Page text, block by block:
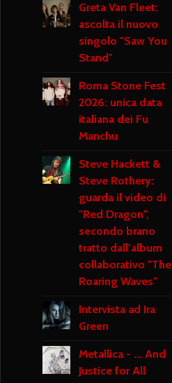
Greta Van Fleet:
ascolta il nuovo
singolo "Saw You
Stand"
Roma Stone Fest
2026: unica data
italiana dei Fu
Manchu
Steve Hackett &
Steve Rothery:
guarda il video di
"Red Dragon",
secondo brano
tratto dall’album
collaborativo "The
Roaring Waves"
Intervista ad Ira
Green
Metallica - ... And
Justice for All